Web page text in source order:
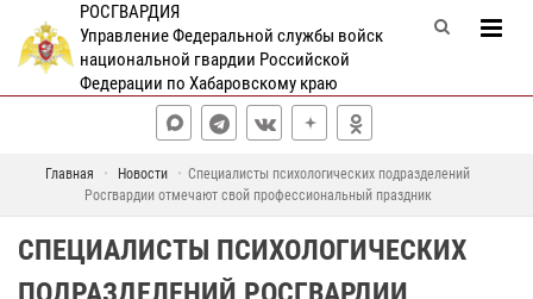
РОСГВАРДИЯ
Управление Федеральной службы войск
национальной гвардии Российской
Федерации по Хабаровскому краю
Главная Новости
Специалисты психологических подразделений
Росгвардии отмечают свой профессиональный праздник
СПЕЦИАЛИСТЫ ПСИХОЛОГИЧЕСКИХ